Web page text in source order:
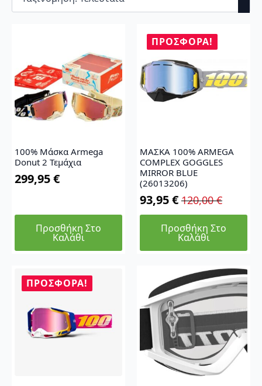
100% Μάσκα Armega
Donut 2 Τεμάχια
299,95€
Προσθήκη Στο
Καλάθι
ΠΡΟΣΦΟΡΆ!
ΜΑΣΚΑ 100% ARMEGA
COMPLEX GOGGLES
MIRROR BLUE
(26013206)
120,00€
Original
price
was:
120,00 €.
93,95€
Η
τρέχουσα
τιμή
είναι:
Προσθήκη Στο
Καλάθι
ΠΡΟΣΦΟΡΆ!